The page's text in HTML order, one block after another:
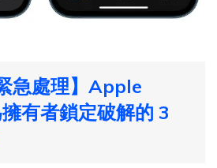
急處理】Apple
有者鎖定破解的 3